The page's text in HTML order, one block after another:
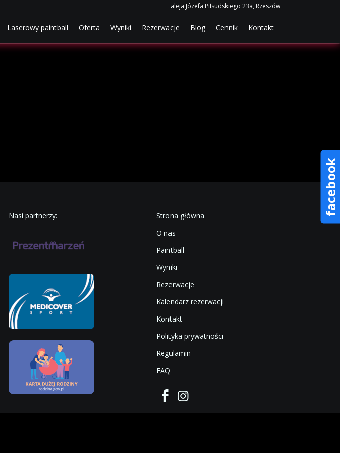
aleja Józefa Piłsudskiego 23a, Rzeszów
(current)
Laserowy paintball (current)
Oferta (current)
Wyniki Rezerwacje (current)
Blog(current)
Cennik(current)
Kontakt(current)
facebook
Nasi partnerzy:
Strona główna
O nas
Paintball
Wyniki
Rezerwacje
Kalendarz rezerwacji
Kontakt
Polityka prywatności
Regulamin
FAQ